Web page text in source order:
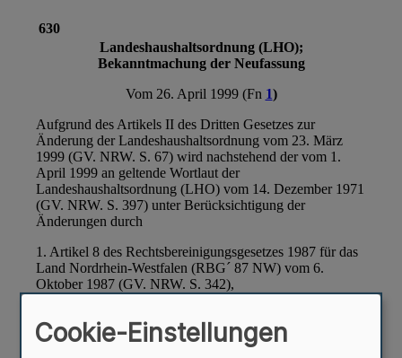
Cookie-Einstellungen